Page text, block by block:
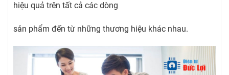
hiệu quả trên tất cả các dòng
sản phẩm đến từ những thương hiệu khác nhau.